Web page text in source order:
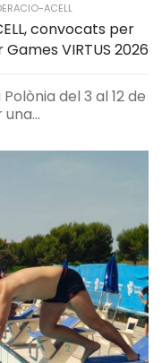
ACELL
convocats per
VIRTUS 2026
del 3 al 12 de